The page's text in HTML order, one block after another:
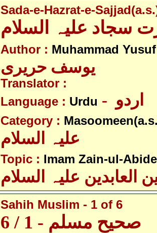
Sada-e-Hazrat-e-
سجاد علیہ السلام
Author : Muhammad
یوسف حریری
Translator :
Language : Urdu
Category :
Topic : Imam Zain-ul-
Sahih Muslim - 1 of 6
صحیح مسلم - 1 / 6